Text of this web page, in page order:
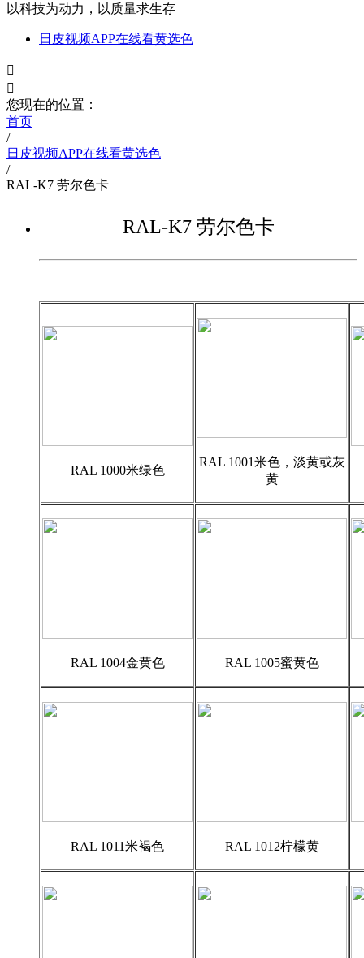
以科技为动力，以质量求生存
日皮视频APP在线看黄选色


您现在的位置：
首页
/
日皮视频APP在线看黄选色
/
RAL-K7 劳尔色卡
RAL-K7 劳尔色卡
RAL 1000米绿色
RAL 1001米色，淡黄或灰
黄
RAL 1004金黄色 RAL 1005蜜黄色
RAL 1011米褐色 RAL 1012柠檬黄